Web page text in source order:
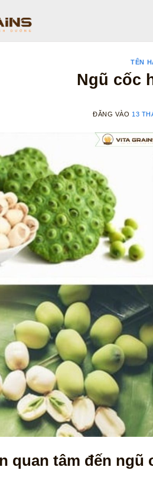
TÊN
Ngũ cốc
ĐĂNG VÀO 13
quan tâm đến ngũ